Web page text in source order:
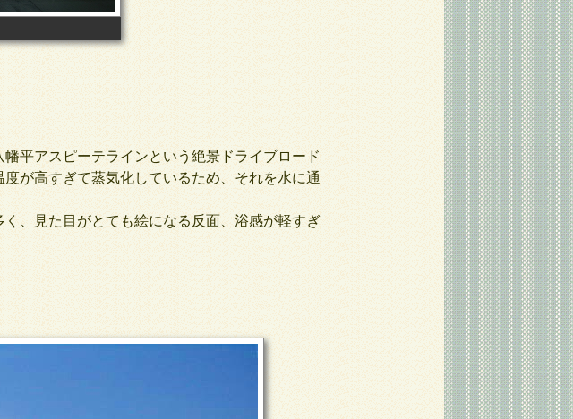
平アスピーテラインという絶景ドライブロード
が高すぎて蒸気化しているため、それを水に通
、見た目がとても絵になる反面、浴感が軽すぎ